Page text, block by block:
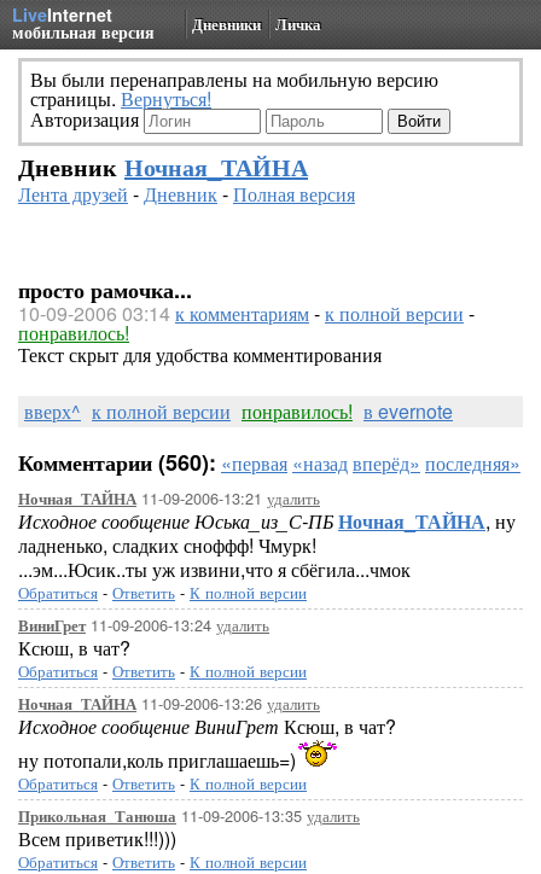
LiveInternet
мобильная версия Дневники Личка
Вы были перенаправлены на мобильную версию
страницы. Вернуться!
Авторизация
Дневник Ночная_ТАЙНА
Лента друзей -Дневник-Полная версия
просто рамочка...
10-09-2006 03:14к комментариям-к полной версии -
понравилось!
Текст скрыт для удобства комментирования
вверх^ к полной версии понравилось! в evernote
Комментарии (560): «первая «назадвперёд» последняя»
Ночная_ТАЙНА 11-09-2006-13:21 удалить
Исходное сообщение Юська_из_С-ПБНочная_ТАЙНА, ну
ладненько, сладких сноффф! Чмурк!
...эм...Юсик..ты уж извини,что я сбёгила...чмок
Обратиться - Ответить - К полной версии
ВиниГрет11-09-2006-13:24 удалить
Ксюш, в чат?
Обратиться - Ответить - К полной версии
Ночная_ТАЙНА 11-09-2006-13:26 удалить
Исходное сообщение ВиниГрет Ксюш, в чат?
ну потопали,коль приглашаешь=)
Обратиться - Ответить - К полной версии
Прикольная_Танюша 11-09-2006-13:35 удалить
Всем приветик!!!)))
Обратиться - Ответить - К полной версии